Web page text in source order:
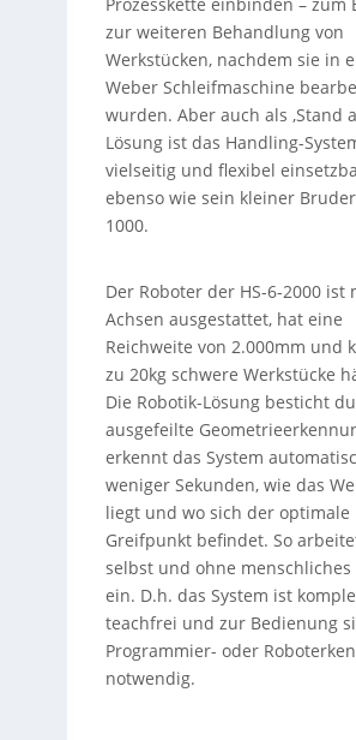
zur weiteren Behandlung von
Werkstücken, nachdem sie in
Weber Schleifmaschine
wurden. Aber auch als ‚Stand
Lösung ist das Handling-
vielseitig und flexibel
ebenso wie sein kleiner Bruder
1000.
Der Roboter der HS-6-2000 ist
Achsen ausgestattet, hat eine
Reichweite von 2.000mm und
zu 20kg schwere Werkstücke
Die Robotik-Lösung besticht
ausgefeilte
erkennt das System
weniger Sekunden, wie das
liegt und wo sich der optimale
Greifpunkt befindet. So
selbst und ohne menschliches
ein. D.h. das System ist
teachfrei und zur Bedienung
Programmier- oder
notwendig.